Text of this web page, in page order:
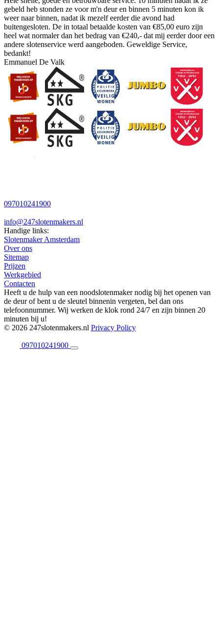
gebeld heb stonden ze voor m'n deur en binnen 5 minuten kon ik
weer naar binnen, nadat ik mezelf eerder die avond had
buitengesloten. De in totaal betaalde kosten van €85,00 euro zijn
heel wat normaler dan het bedrag van €240,- dat mij eerder door een
andere slotenservice werd aangeboden. Geweldige Service,
bedankt!
Emmanuel De Valk
097010241900
info@247slotenmakers.nl
Handige links:
Slotenmaker Amsterdam
Over ons
Sitemap
Prijzen
Werkgebied
Contacten
Heeft u de hulp van een noodslotenmaker nodig bij het openen van
de deur of bent u de sleutel binnenin vergeten, bel dan ons
telefoonnummer. Wij werken de klok rond 24/7 en zijn binnen 20
minuten bij u!
© 2026 247slotenmakers.nl Privacy Policy
097010241900